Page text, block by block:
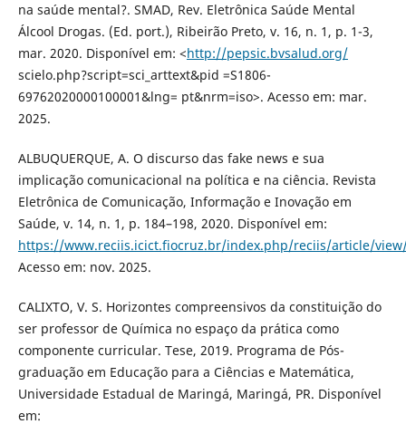
na saúde mental?. SMAD, Rev. Eletrônica Saúde Mental
Álcool Drogas. (Ed. port.), Ribeirão Preto, v. 16, n. 1, p. 1-3,
mar. 2020. Disponível em: <http://pepsic.bvsalud.org/
scielo.php?script=sci_arttext&pid =S1806-
69762020000100001&lng= pt&nrm=iso>. Acesso em: mar.
2025.
ALBUQUERQUE, A. O discurso das fake news e sua
implicação comunicacional na política e na ciência. Revista
Eletrônica de Comunicação, Informação e Inovação em
Saúde, v. 14, n. 1, p. 184–198, 2020. Disponível em:
https://www.reciis.icict.fiocruz.br/index.php/reciis/article/
Acesso em: nov. 2025.
CALIXTO, V. S. Horizontes compreensivos da constituição do
ser professor de Química no espaço da prática como
componente curricular. Tese, 2019. Programa de Pós-
graduação em Educação para a Ciências e Matemática,
Universidade Estadual de Maringá, Maringá, PR. Disponível
em: